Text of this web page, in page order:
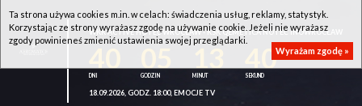
WKK ACTIVE HOTEL WROCŁAW - KSK QEMETICA NOTEĆ INOWROCŁAW
40
18.09.2026, GODZ. 18:00, EMOCJE TV
Ta strona używa cookies m.in. w celach: świadczenia usług, reklamy, statystyk.
Korzystając ze strony wyrażasz zgodę na używanie cookie. Jeżeli nie wyrażasz
zgody powinieneś zmienić ustawienia swojej przeglądarki.
Wyrażam zgodę »